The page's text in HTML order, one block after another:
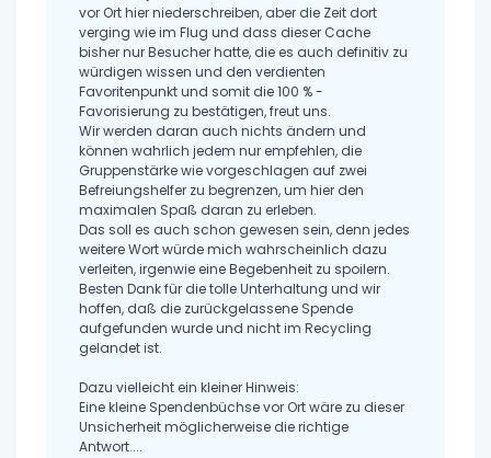
vor Ort hier niederschreiben, aber die Zeit dort
verging wie im Flug und dass dieser Cache
bisher nur Besucher hatte, die es auch definitiv zu
würdigen wissen und den verdienten
Favoritenpunkt und somit die 100 % -
Favorisierung zu bestätigen, freut uns.
Wir werden daran auch nichts ändern und
können wahrlich jedem nur empfehlen, die
Gruppenstärke wie vorgeschlagen auf zwei
Befreiungshelfer zu begrenzen, um hier den
maximalen Spaß daran zu erleben.
Das soll es auch schon gewesen sein, denn jedes
weitere Wort würde mich wahrscheinlich dazu
verleiten, irgenwie eine Begebenheit zu spoilern.
Besten Dank für die tolle Unterhaltung und wir
hoffen, daß die zurückgelassene Spende
aufgefunden wurde und nicht im Recycling
gelandet ist.
Dazu vielleicht ein kleiner Hinweis:
Eine kleine Spendenbüchse vor Ort wäre zu dieser
Unsicherheit möglicherweise die richtige
Antwort....